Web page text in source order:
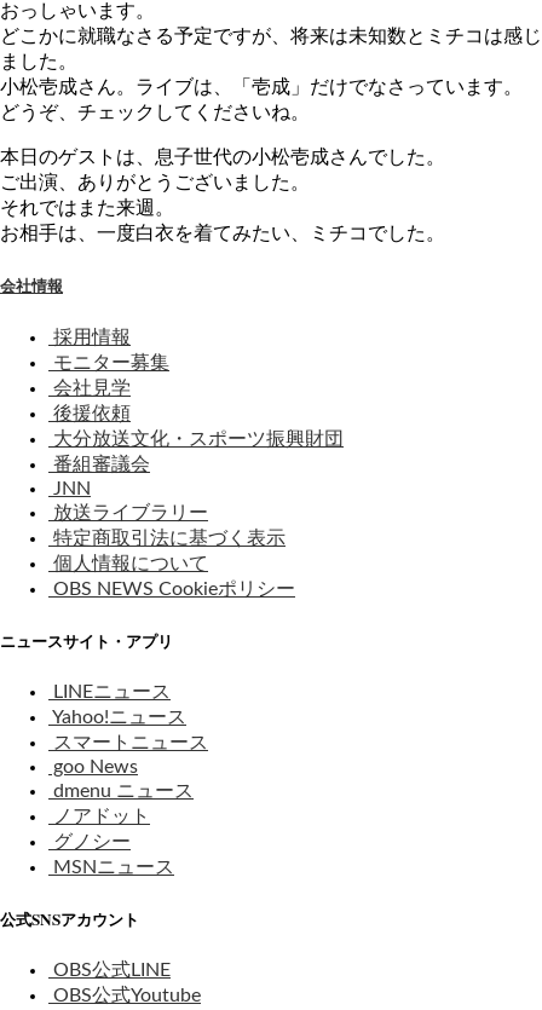
おっしゃいます。
どこかに就職なさる予定ですが、将来は未知数とミチコは感じ
ました。
小松壱成さん。ライブは、「壱成」だけでなさっています。
どうぞ、チェックしてくださいね。
本日のゲストは、息子世代の小松壱成さんでした。
ご出演、ありがとうございました。
それではまた来週。
お相手は、一度白衣を着てみたい、ミチコでした。
会社情報
採用情報
モニター募集
会社見学
後援依頼
大分放送文化・スポーツ振興財団
番組審議会
JNN
放送ライブラリー
特定商取引法に基づく表示
個人情報について
OBS NEWS Cookieポリシー
ニュースサイト・アプリ
LINEニュース
Yahoo!ニュース
スマートニュース
goo News
dmenu ニュース
ノアドット
グノシー
MSNニュース
公式SNSアカウント
OBS公式LINE
OBS公式Youtube